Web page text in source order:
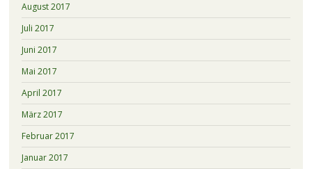
August 2017
Juli 2017
Juni 2017
Mai 2017
April 2017
März 2017
Februar 2017
Januar 2017